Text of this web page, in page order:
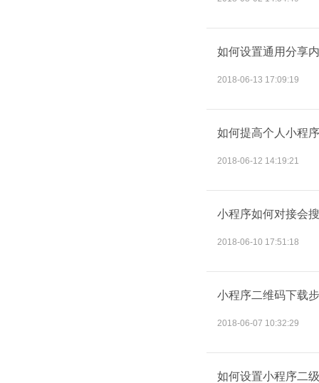
如何设置通用分享
2018-06-13 17:09:19
如何提高个人小程
2018-06-12 14:19:21
小程序如何对接会
2018-06-10 17:51:18
小程序二维码下载
2018-06-07 10:32:29
如何设置小程序二